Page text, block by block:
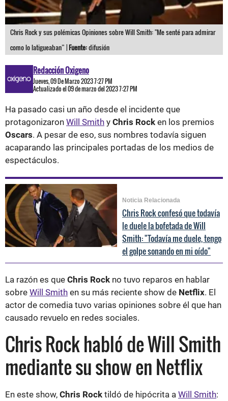
Chris Rock y sus polémicas Opiniones sobre Will Smith: "Me senté para admirar
como lo latigueaban” |Fuente:difusión
Redacción Oxigeno
Jueves, 09 De Marzo 2023 7:27 PM
Actualizado el 09 de marzo del 2023 7:27 PM
Ha pasado casi un año desde el incidente que
protagonizaron Will Smith y Chris Rock en los premios
Oscars. A pesar de eso, sus nombres todavía siguen
acaparando las principales portadas de los medios de
espectáculos.
Noticia Relacionada
Chris Rock confesó que todavía
le duele la bofetada de Will
Smith: "Todavía me duele, tengo
el golpe sonando en mi oído"
La razón es que Chris Rock no tuvo reparos en hablar
sobre Will Smith en su más reciente show de Netflix. El
actor de comedia tuvo varias opiniones sobre él que han
causado revuelo en redes sociales.
Chris Rock habló de Will Smith
mediante su show en Netflix
En este show, Chris Rock tildó de hipócrita a Will Smith: